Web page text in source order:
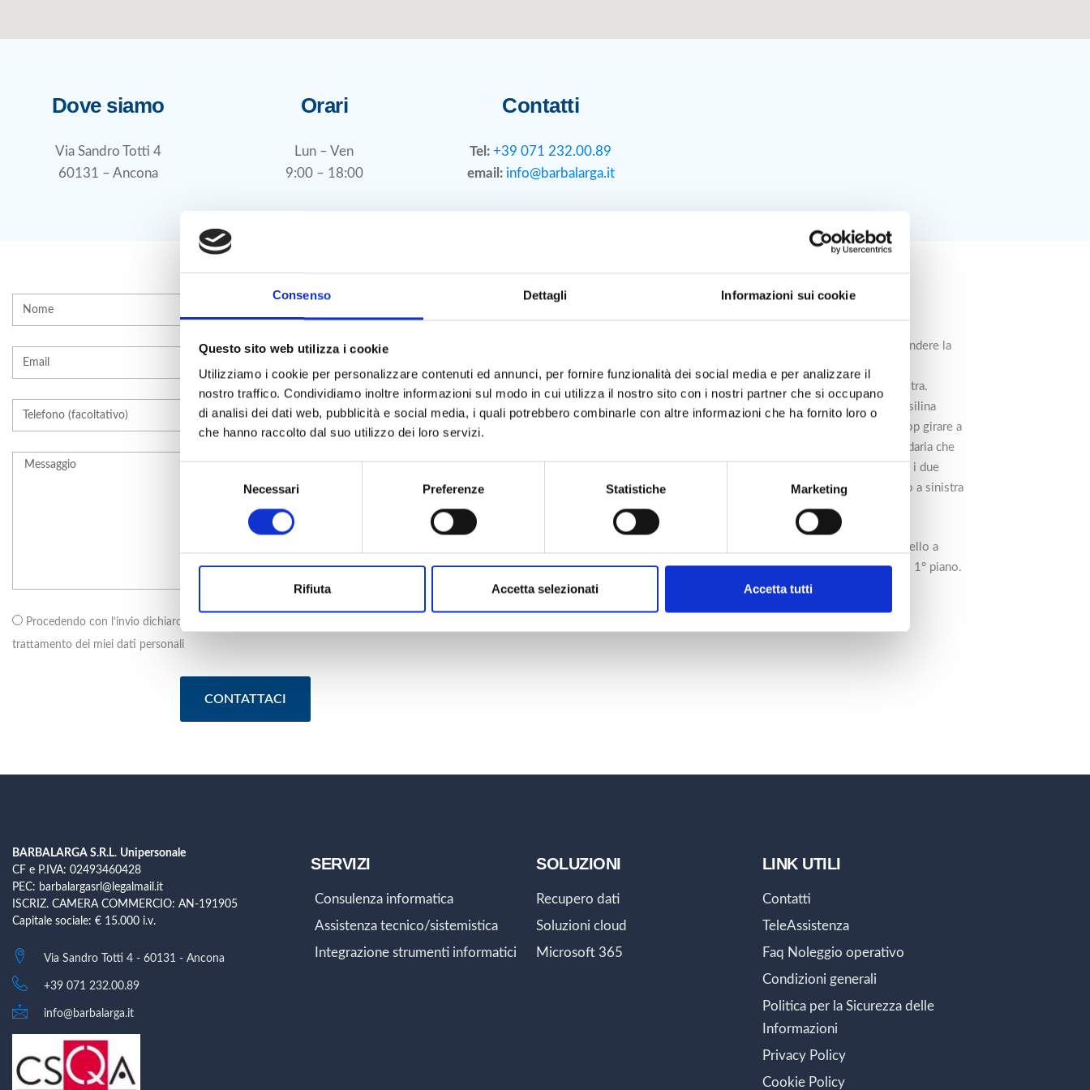
Consenso Dettagli Informazioni sui cookie
Questo sito web utilizza i cookie
Utilizziamo i cookie per personalizzare contenuti ed annunci, per fornire funzionalità dei social media e per analizzare il
nostro traffico. Condividiamo inoltre informazioni sul modo in cui utilizza il nostro sito con i nostri partner che si occupano
di analisi dei dati web, pubblicità e social media, i quali potrebbero combinarle con altre informazioni che ha fornito loro o
che hanno raccolto dal suo utilizzo dei loro servizi.
o
e
d
o
Necessari Preferenze Statistiche Marketing
Rifiuta Accetta selezionati Accetta tutti
Dove siamo
Via Sandro Totti 4
60131 – Ancona
Orari
Lun – Ven
9:00 – 18:00
Contatti
Tel: +39 071 232.00.89
email: info@barbalarga.it
Procedendo con l’invio dichiaro di aver letto e compreso la
trattamento dei miei dati personali
CONTATTACI
Come arrivare
lasciando Mediaworld sulla sinistra, immettersi nella rotatoria e prendere la
seconda uscita.
Da sud:
superata la Leroy Merlin proseguire fino alla rotatoria e tenere la destra.
Superata la rotatoria dopo circa 100mt. svoltare a sinistra subito dopo la pensilina
dell’autobus posta in mezzo alla carreggiata e tenere la destra. Al secondo stop girare a
sinistra (obbligatorio) e poi subito a destra immettendosi in una strada secondaria che
porta al nostro complesso. Subito dopo aver svoltato, immettersi a destra tra i due
palazzi in prossimità del negozio “Gusto Alternativo” ed infine svoltare subito a sinistra
per immettersi nel parcheggio.
Una volta parcheggiato ai piedi del nostro edificio, il portone di accesso è quello a
sinistra (il più lontano rispetto da dove si arriva) ed il nostro ufficio si trova al 1° piano.
(Interno 14 del citofono).
BARBALARGA S.R.L. Unipersonale
CF e P.IVA: 02493460428
PEC: barbalargasrl@legalmail.it
ISCRIZ. CAMERA COMMERCIO: AN-191905
Capitale sociale: € 15.000 i.v.
Via Sandro Totti 4 - 60131 - Ancona
+39 071 232.00.89
info@barbalarga.it
SERVIZI
Consulenza informatica
Assistenza tecnico/sistemistica
Integrazione strumenti informatici
SOLUZIONI
Recupero dati
Soluzioni cloud
Microsoft 365
LINK UTILI
Contatti
TeleAssistenza
Faq Noleggio operativo
Condizioni generali
Politica per la Sicurezza delle
Informazioni
Privacy Policy
Cookie Policy